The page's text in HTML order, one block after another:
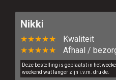
Nikki
★★★★★
Kwaliteit
★★★★★
Afhaal /
Deze bestelling is geplaatst in het
weekend wat langer zijn i.v.m. drukte.